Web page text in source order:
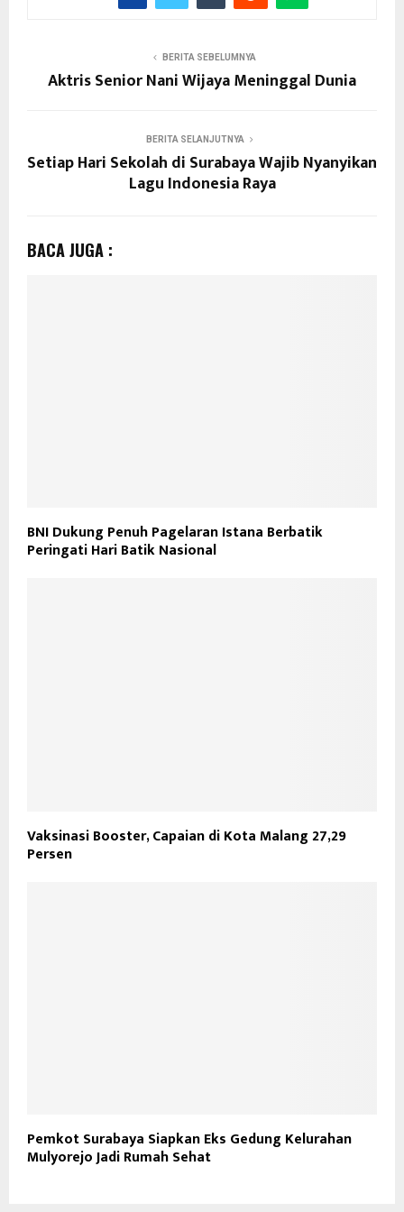
BERITA SEBELUMNYA
Aktris Senior Nani Wijaya Meninggal Dunia
BERITA SELANJUTNYA
Setiap Hari Sekolah di Surabaya Wajib Nyanyikan
Lagu Indonesia Raya
BACA JUGA :
BNI Dukung Penuh Pagelaran Istana Berbatik
Peringati Hari Batik Nasional
Vaksinasi Booster, Capaian di Kota Malang 27,29
Persen
Pemkot Surabaya Siapkan Eks Gedung Kelurahan
Mulyorejo Jadi Rumah Sehat